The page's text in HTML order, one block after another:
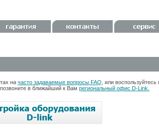
на часто задаваемые вопросы FAQ , или
в ближайший к Вам региональный офис D-Link.